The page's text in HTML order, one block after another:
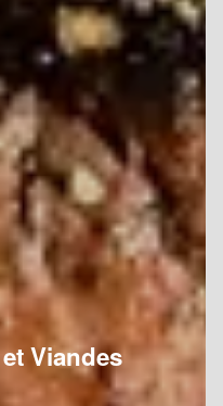
Viandes